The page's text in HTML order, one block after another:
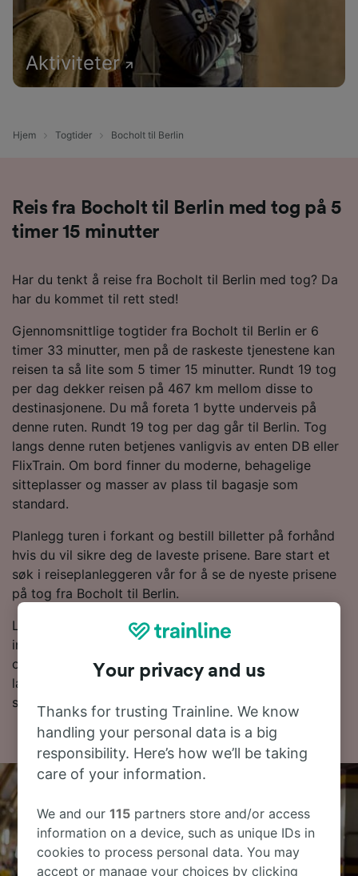
Aktiviteter
Hjem Togtider Bocholt til Berlin
Reis fra Bocholt til Berlin med tog på 5
timer 15 minutter
Har du tenkt å reise fra Bocholt til Berlin med tog? Da
har du kommet til rett sted!
Gjennomsnittlige togtider fra Bocholt til Berlin er 6
timer 33 minutter, men på de raskeste tjenestene kan
reisen ta så lite som 5 timer 15 minutter. Rundt 19 tog
per dag dekker reisen på 467 km mellom disse to
destinasjonene. Du må foreta 1 bytte underveis på
denne ruten. Rundt 19 tog per dag går til Berlin. Tog
langs denne ruten betjenes vanligvis av enten DB eller
FlixTrain. Om bord finner du moderne, behagelige
sitteplasser og masser av plass til bagasje som
standard.
Planlegg turen i forkant og bestill billetter på forhånd
hvis du vil sikre deg de laveste prisene. Bare start et
søk i reiseplanleggeren vår for å se de nyeste prisene
på tog fra Bocholt til Berlin.
Les videre for mer informasjon om togreisen til Berlin,
inkludert vanlige spørsmål, rutetabeller med de første
og siste togene og tips om å bestille togbilletter til en
lav pris. Hvis du er klar til å bestille, er det bare å
starte billettsøket ditt hos oss.
Your privacy and us
Thanks for trusting Trainline. We know
handling your personal data is a big
responsibility. Here’s how we’ll be taking
care of your information.
We and our115 partners store and/or access
information on a device, such as unique IDs in
cookies to process personal data. You may
accept or manage your choices by clicking